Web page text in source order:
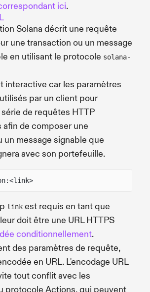
ici.
Solana décrit une requête
une transaction ou un message
en utilisant le protocole solana-
interactive car les paramètres
par un client pour
de requêtes HTTP
afin de composer une
un message signable que
avec son portefeuille.
link est requis en tant que
doit être une URL HTTPS
conditionnellement.
des paramètres de requête,
en URL. L'encodage URL
tout conflit avec les